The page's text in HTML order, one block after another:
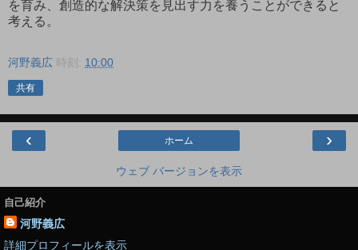
を育み、創造的な解決策を見出す力を養うことができると
考える。
河野義広 時刻: 10:00
共有
‹ ›
ホーム
ウェブ バージョンを表示
自己紹介
河野義広
詳細プロフィールを表示